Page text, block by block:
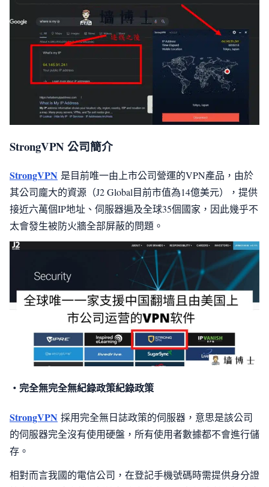
StrongVPN 公司簡介
StrongVPN 是目前唯一由上市公司營運的VPN產品，由於
其公司龐大的資源（J2 Global目前市值為14億美元），提供
接近六萬個IP地址、伺服器遍及全球35個國家，因此幾乎不
太會發生被防火牆全部屏蔽的問題。
・完全無完全無紀錄政策紀錄政策
StrongVPN 採用完全無日誌政策的伺服器，意思是該公司
的伺服器完全沒有使用硬盤，所有使用者數據都不會進行儲
存。
相對而言我國的電信公司，在登記手機號碼時需提供身分證